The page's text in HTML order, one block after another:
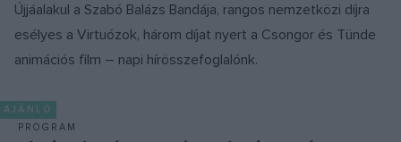
Újjáalakul a Szabó Balázs Bandája, rangos nemzetközi díjra
esélyes a Virtuózok, három díjat nyert a Csongor és Tünde
animációs film – napi hírösszefoglalónk.
AJÁNLÓ
PROGRAM